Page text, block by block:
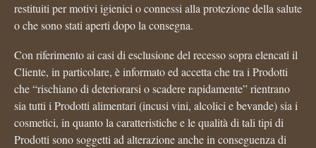
restituiti per motivi igienici o connessi alla protezione della salute
o che sono stati aperti dopo la consegna.
Con riferimento ai casi di esclusione del recesso sopra elencati il
Cliente, in particolare, è informato ed accetta che tra i Prodotti
che “rischiano di deteriorarsi o scadere rapidamente” rientrano
sia tutti i Prodotti alimentari (incusi vini, alcolici e bevande) sia i
cosmetici, in quanto la caratteristiche e le qualità di tali tipi di
Prodotti sono soggetti ad alterazione anche in conseguenza di